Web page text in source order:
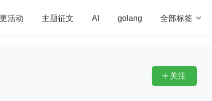
活动 主题征文 AI golang 全部标签 
redis
 关注